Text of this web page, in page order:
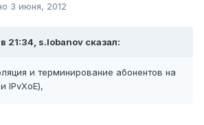
3 июня, 2012
21:34, s.lobanov сказал:
и терминирование абонентов на
IPvXoE),